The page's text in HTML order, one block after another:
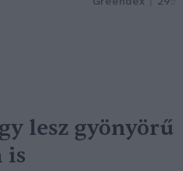
lesz gyönyörű
is